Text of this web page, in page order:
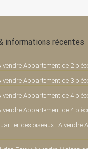
informations récentes
vendre Appartement de 2
vendre Appartement de 3
vendre Appartement de 4
vendre Appartement de 4
des oiseaux : A vendre